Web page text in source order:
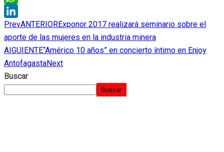
WhatsApp
LinkedIn
PrevANTERIORExponor 2017 realizará seminario sobre el
aporte de las mujeres en la industria minera
AIGUIENTE“Américo 10 años” en concierto íntimo en Enjoy
AntofagastaNext
Buscar
Buscar